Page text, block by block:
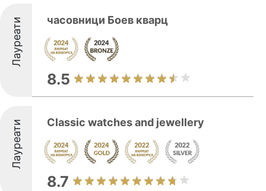
Лауреати часовници Боев кварц
8.5
Лауреати Classic watches and jewellery
8.7